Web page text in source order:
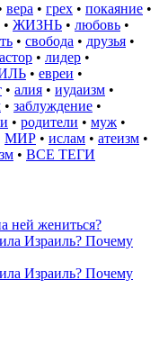
вера • грех • покаяние •
• ЖИЗНЬ • любовь •
• свобода • друзья •
• лидер •
• евреи •
• алия • иудаизм •
• заблуждение •
• родители • муж •
МИР • ислам • атеизм •
• ВСЕ ТЕГИ
ней жениться?
Израиль? Почему
Израиль? Почему